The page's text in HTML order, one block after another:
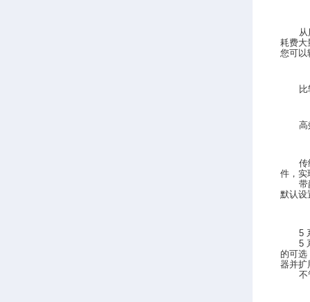
耗费大
您可以
高
传
件，实
带
默认设
5
5
的可选
器并扩
不